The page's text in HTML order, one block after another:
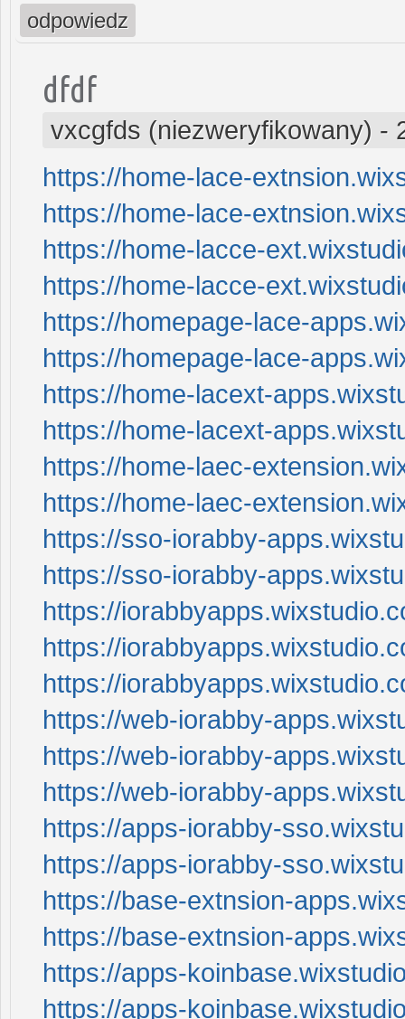
odpowiedz
dfdf
vxcgfds (niezweryfikowany) -
https://home-lace-
https://home-lace-
https://home-lacce-
https://home-lacce-
https://homepage-lace-
https://homepage-lace-
https://home-lacext-
https://home-lacext-
https://home-laec-
https://home-laec-
https://sso-iorabby-
https://sso-iorabby-
https://
https://
https://
https://web-iorabby-
https://web-iorabby-
https://web-iorabby-
https://apps-iorabby-
https://apps-iorabby-
https://base-extnsion-
https://base-extnsion-
https://apps-
https://apps-